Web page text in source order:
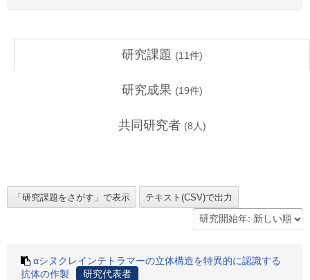
研究課題 (11件)
研究成果 (19件)
共同研究者 (8 人)
αシヌクレインテトラマーの立体構造を特異的に認識する
抗体の作製
研究代表者